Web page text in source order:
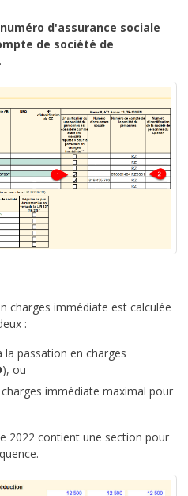
numéro d'assurance sociale
de société de
charges immédiate est calculée
:
la passation en charges
), ou
immédiate maximal pour
2022 contient une section pour